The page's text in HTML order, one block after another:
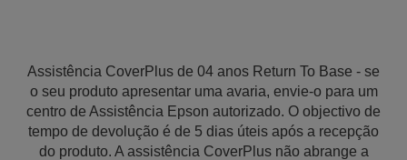
Assistência CoverPlus de 04 anos Return To Base - se
o seu produto apresentar uma avaria, envie-o para um
centro de Assistência Epson autorizado. O objectivo de
tempo de devolução é de 5 dias úteis após a recepção
do produto. A assistência CoverPlus não abrange a